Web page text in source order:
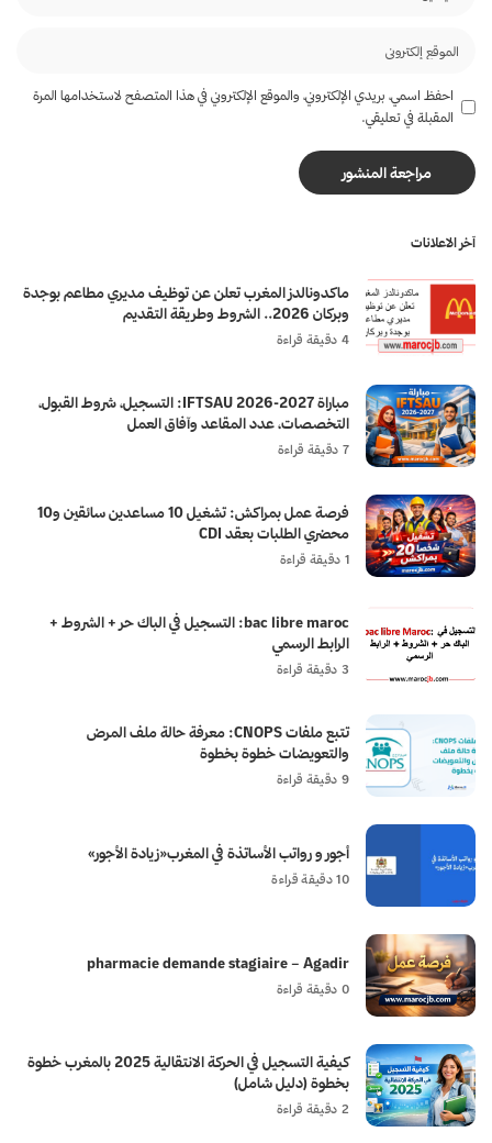
احفظ اسمي، بريدي الإلكتروني، والموقع الإلكتروني في هذا المتصفح لاستخدامها المرة
المقبلة في تعليقي.
آخر الاعلانات
ماكدونالدز المغرب تعلن عن توظيف مديري مطاعم بوجدة
وبركان 2026.. الشروط وطريقة التقديم
4 دقيقة قراءة
مباراة IFTSAU 2026-2027: التسجيل، شروط القبول،
التخصصات، عدد المقاعد وآفاق العمل
7 دقيقة قراءة
فرصة عمل بمراكش: تشغيل 10 مساعدين سائقين و10
محضري الطلبات بعقد CDI
1 دقيقة قراءة
bac libre maroc: التسجيل في الباك حر + الشروط +
الرابط الرسمي
3 دقيقة قراءة
تتبع ملفات CNOPS: معرفة حالة ملف المرض
والتعويضات خطوة بخطوة
9 دقيقة قراءة
أجور و رواتب الأساتذة في المغرب«زيادة الأجور»
10 دقيقة قراءة
pharmacie demande stagiaire – Agadir
0 دقيقة قراءة
كيفية التسجيل في الحركة الانتقالية 2025 بالمغرب خطوة
بخطوة (دليل شامل)
2 دقيقة قراءة